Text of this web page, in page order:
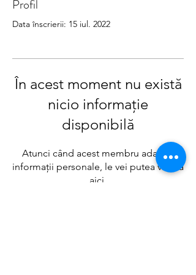
Profil
Data înscrierii: 15 iul. 2022
În acest moment nu există
nicio informație
disponibilă
Atunci când acest membru adaugă
informații personale, le vei putea vedea
aici.